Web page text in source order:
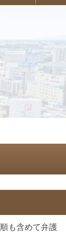
も含めて弁護